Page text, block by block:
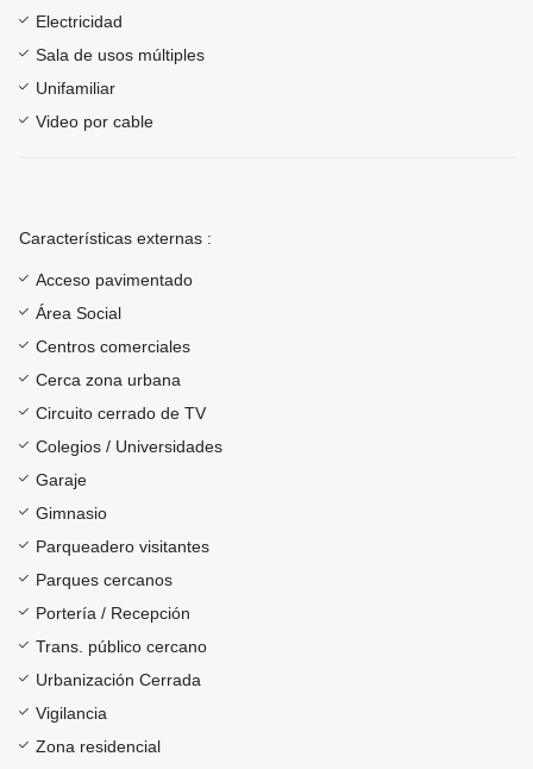
Electricidad
Sala de usos múltiples
Unifamiliar
Video por cable
Características externas :
Acceso pavimentado
Área Social
Centros comerciales
Cerca zona urbana
Circuito cerrado de TV
Colegios / Universidades
Garaje
Gimnasio
Parqueadero visitantes
Parques cercanos
Portería / Recepción
Trans. público cercano
Urbanización Cerrada
Vigilancia
Zona residencial